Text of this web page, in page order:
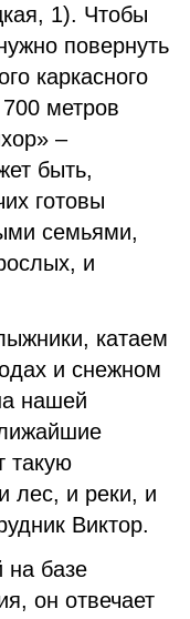
1). Чтобы
повернуть
каркасного
метров
–
быть,
готовы
семьями,
и
катаем
и снежном
нашей
такую
лес, и реки, и
Виктор.
на базе
он отвечает